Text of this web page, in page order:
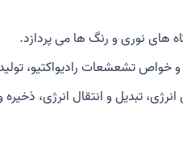
های نوری و رنگ ها می پردازد.
و خواص تشعشعات رادیواکتیو،
تبدیل و انتقال انرژی،